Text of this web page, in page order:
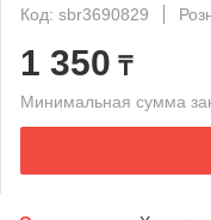
Код: sbr3690829
1 350 ₸
Минимальная сумма